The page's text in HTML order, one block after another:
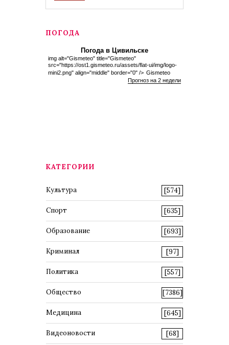
ПОГОДА
Погода в Цивильске
img alt="Gismeteo" title="Gismeteo"
src="https://ost1.gismeteo.ru/assets/flat-ui/img/logo-
mini2.png" align="middle" border="0" /> Gismeteo
Прогноз на 2 недели
КАТЕГОРИИ
Культура [574]
Спорт [635]
Образование [693]
Криминал [97]
Политика [557]
Общество [7386]
Медицина [645]
Видеоновости [68]